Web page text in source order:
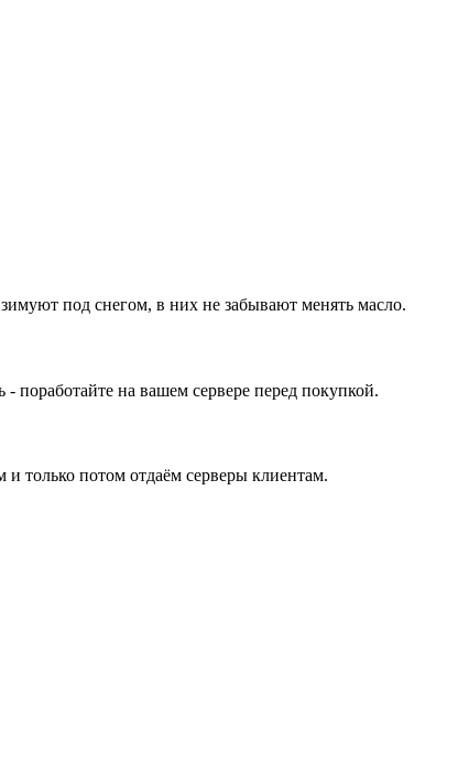
под снегом, в них не забывают менять масло.
на вашем сервере перед покупкой.
только потом отдаём серверы клиентам.